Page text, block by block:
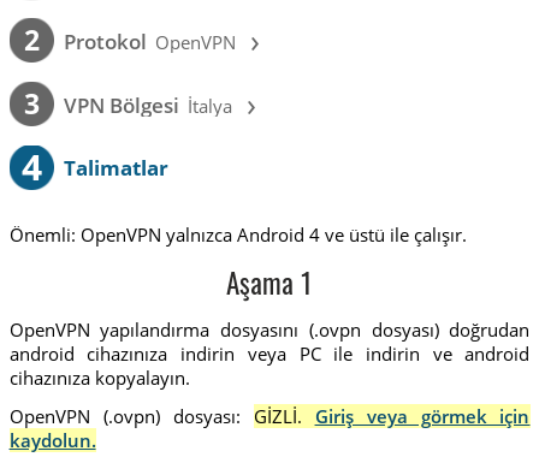
2 Protokol OpenVPN ›
3 VPN Bölgesi İtalya ›
4 Talimatlar
Önemli: OpenVPN yalnızca Android 4 ve üstü ile çalışır.
Aşama 1
OpenVPN yapılandırma dosyasını (.ovpn dosyası) doğrudan
android cihazınıza indirin veya PC ile indirin ve android
cihazınıza kopyalayın.
OpenVPN (.ovpn) dosyası:
GİZLİ. Giriş veya görmek için
kaydolun.